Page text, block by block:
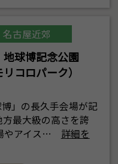
名古屋近郊
地球博記念公園
リコロパーク）
」の長久手会場が記
最大級の高さを誇
やアイス…
詳細を